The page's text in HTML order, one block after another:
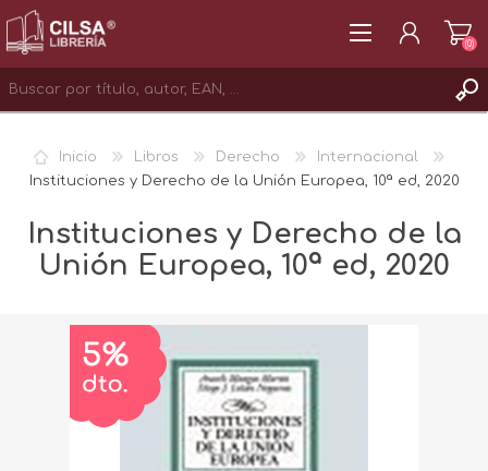
INICIAR SESIÓN
(0)
Inicio Libros Derecho
Internacional
Instituciones y Derecho de la Unión Europea, 10ª ed, 2020
Instituciones y Derecho de la
Unión Europea, 10ª ed, 2020